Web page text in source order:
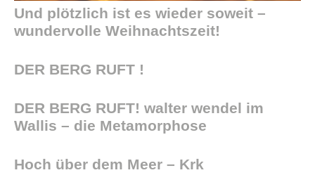
Und plötzlich ist es wieder soweit –
wundervolle Weihnachtszeit!
DER BERG RUFT !
DER BERG RUFT! walter wendel im
Wallis – die Metamorphose
Hoch über dem Meer – Krk